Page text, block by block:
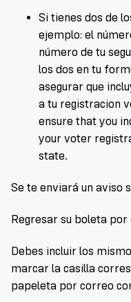
Si tienes dos de
ejemplo: el
número de tu
los dos en tu
asegurar que
a tu registracion
ensure that you
your voter
state.
Se te enviará un aviso
Regresar su boleta por
Debes incluir los
marcar la casilla
papeleta por correo